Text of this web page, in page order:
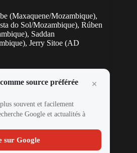
(Maxaquene/Mozambique),
do Sol/Mozambique), Rúben
Saddan
Jerry Sitoe (AD
source préférée
souvent et facilement
Google et actualités à
sur Google